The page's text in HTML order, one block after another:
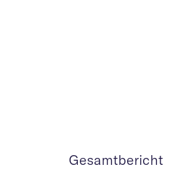
Gesamtbericht